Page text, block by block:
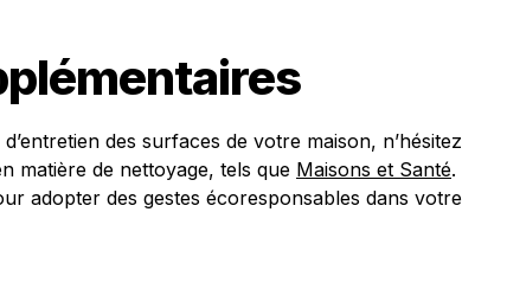
des surfaces de votre maison, n’hésitez
matière de nettoyage, tels que Maisons et Santé.
adopter des gestes écoresponsables dans votre